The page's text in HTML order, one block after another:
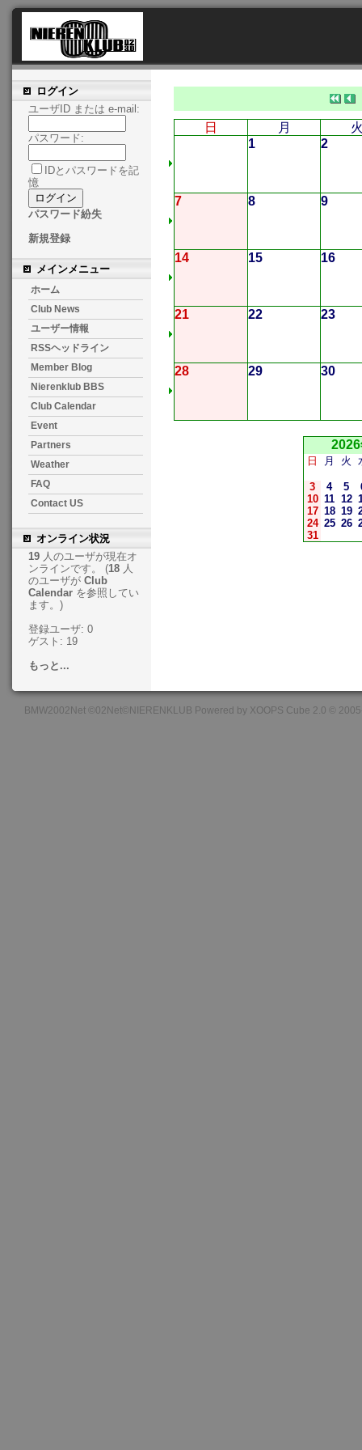
ログイン
ユーザID または e-mail:
パスワード:
IDとパスワードを記
憶
パスワード紛失
新規登録
メインメニュー
ホーム
Club News
ユーザー情報
RSSヘッドライン
Member Blog
Nierenklub BBS
Club Calendar
Event
Partners
Weather
FAQ
Contact US
オンライン状況
19 人のユーザが現在オ
ンラインです。 (18 人
のユーザが Club
Calendar を参照してい
ます。)
登録ユーザ: 0
ゲスト: 19
もっと...
日 月
1
2
7 8 9
14 15 16
21 22 23
28 29 30
日 月 火
3 4 5
10 11 12
17 18 19
24 25 26
31
BMW2002Net ©02Net©NIERENKLUB Powered by XOOPS Cube 2.0 ©